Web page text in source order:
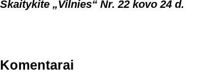
Skaitykite „Vilnies“ Nr. 22 kovo 24 d.
Komentarai